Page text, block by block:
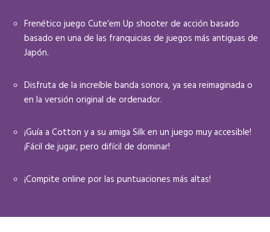
Frenético juego Cute‘em Up shooter de acción basado
basado en una de las franquicias de juegos más antiguas de
Japón.
Disfruta de la increíble banda sonora, ya sea reimaginada o
en la versión original de ordenador.
¡Guía a Cotton y a su amiga Silk en un juego muy accesible!
¡Fácil de jugar, pero difícil de dominar!
¡Compite online por las puntuaciones más altas!